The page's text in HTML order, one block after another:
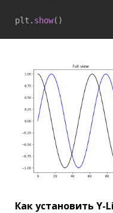
plt. show
Как установить